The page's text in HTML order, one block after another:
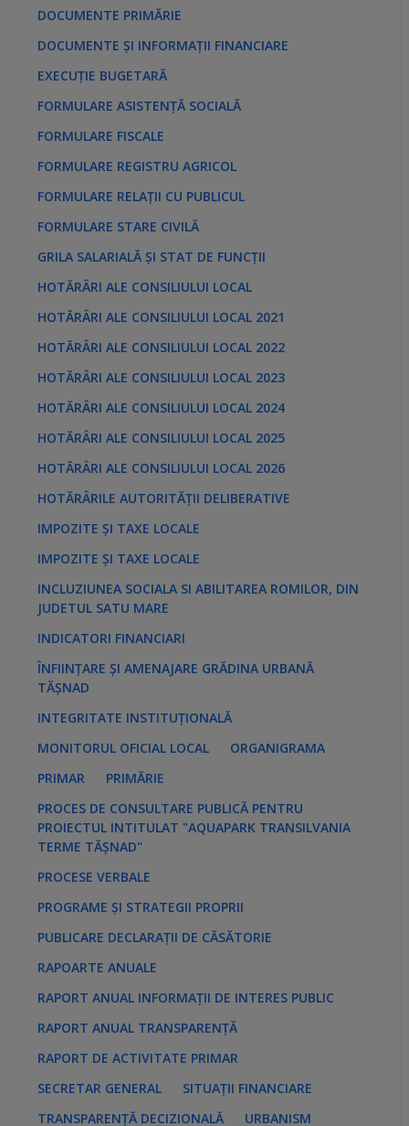
DOCUMENTE PRIMĂRIE
DOCUMENTE ȘI INFORMAȚII FINANCIARE
EXECUȚIE BUGETARĂ
FORMULARE ASISTENȚĂ SOCIALĂ
FORMULARE FISCALE
FORMULARE REGISTRU AGRICOL
FORMULARE RELAȚII CU PUBLICUL
FORMULARE STARE CIVILĂ
GRILA SALARIALĂ ȘI STAT DE FUNCȚII
HOTĂRÂRI ALE CONSILIULUI LOCAL
HOTĂRÂRI ALE CONSILIULUI LOCAL 2021
HOTĂRÂRI ALE CONSILIULUI LOCAL 2022
HOTĂRÂRI ALE CONSILIULUI LOCAL 2023
HOTĂRÂRI ALE CONSILIULUI LOCAL 2024
HOTĂRÂRI ALE CONSILIULUI LOCAL 2025
HOTĂRÂRI ALE CONSILIULUI LOCAL 2026
HOTĂRÂRILE AUTORITĂȚII DELIBERATIVE
IMPOZITE ȘI TAXE LOCALE
IMPOZITE ȘI TAXE LOCALE
INCLUZIUNEA SOCIALA SI ABILITAREA ROMILOR, DIN
JUDETUL SATU MARE
INDICATORI FINANCIARI
ÎNFIINȚARE ȘI AMENAJARE GRĂDINA URBANĂ
TĂȘNAD
INTEGRITATE INSTITUȚIONALĂ
MONITORUL OFICIAL LOCAL
ORGANIGRAMA
PRIMAR
PRIMĂRIE
PROCES DE CONSULTARE PUBLICĂ PENTRU
PROIECTUL INTITULAT "AQUAPARK TRANSILVANIA
TERME TĂȘNAD"
PROCESE VERBALE
PROGRAME ȘI STRATEGII PROPRII
PUBLICARE DECLARAȚII DE CĂSĂTORIE
RAPOARTE ANUALE
RAPORT ANUAL INFORMAȚII DE INTERES PUBLIC
RAPORT ANUAL TRANSPARENȚĂ
RAPORT DE ACTIVITATE PRIMAR
SECRETAR GENERAL
SITUAȚII FINANCIARE
TRANSPARENȚĂ DECIZIONALĂ
URBANISM